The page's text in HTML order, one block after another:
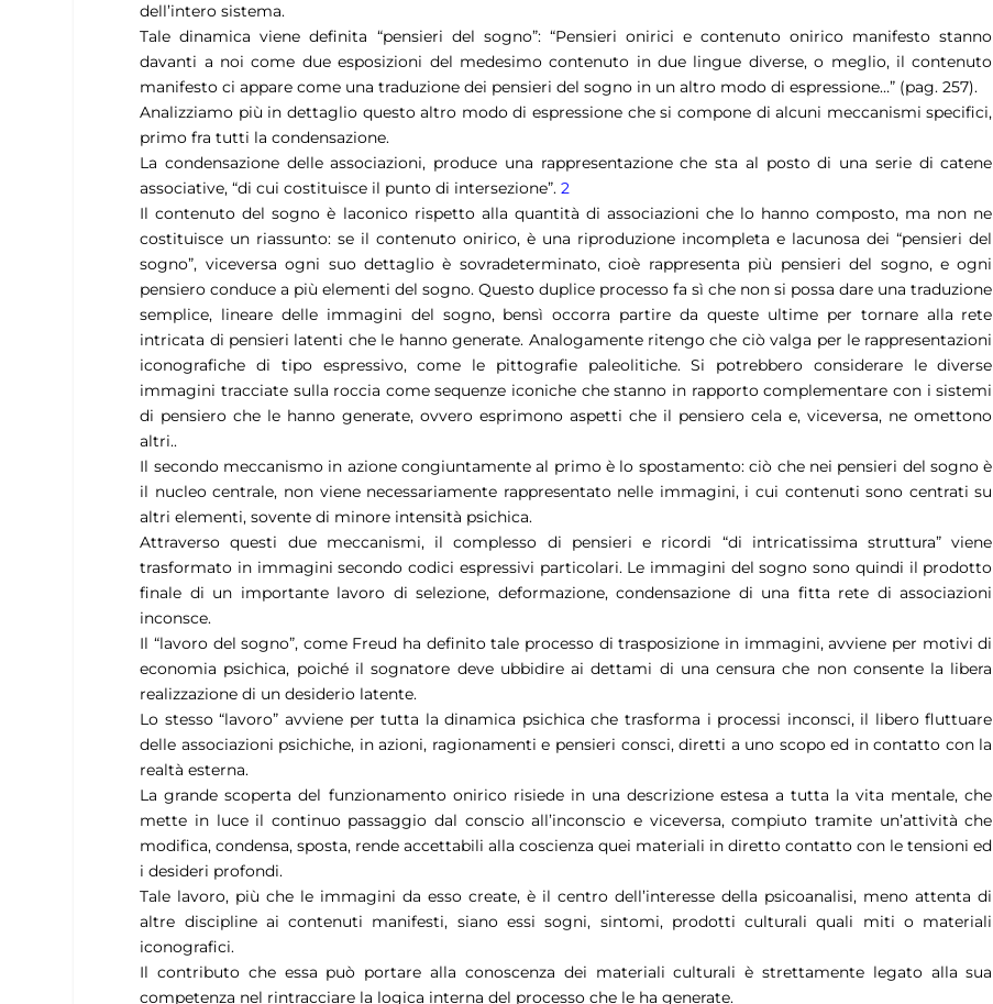
dell’intero sistema.
Tale dinamica viene definita “pensieri del sogno”: “Pensieri onirici e contenuto onirico manifesto stanno
davanti a noi come due esposizioni del medesimo contenuto in due lingue diverse, o meglio, il contenuto
manifesto ci appare come una traduzione dei pensieri del sogno in un altro modo di espressione…” (pag. 257).
Analizziamo più in dettaglio questo altro modo di espressione che si compone di alcuni meccanismi specifici,
primo fra tutti la condensazione.
La condensazione delle associazioni, produce una rappresentazione che sta al posto di una serie di catene
associative, “di cui costituisce il punto di intersezione”.2
Il contenuto del sogno è laconico rispetto alla quantità di associazioni che lo hanno composto, ma non ne
costituisce un riassunto: se il contenuto onirico, è una riproduzione incompleta e lacunosa dei “pensieri del
sogno”, viceversa ogni suo dettaglio è sovradeterminato, cioè rappresenta più pensieri del sogno, e ogni
pensiero conduce a più elementi del sogno. Questo duplice processo fa sì che non si possa dare una traduzione
semplice, lineare delle immagini del sogno, bensì occorra partire da queste ultime per tornare alla rete
intricata di pensieri latenti che le hanno generate. Analogamente ritengo che ciò valga per le rappresentazioni
iconografiche di tipo espressivo, come le pittografie paleolitiche. Si potrebbero considerare le diverse
immagini tracciate sulla roccia come sequenze iconiche che stanno in rapporto complementare con i sistemi
di pensiero che le hanno generate, ovvero esprimono aspetti che il pensiero cela e, viceversa, ne omettono
altri..
Il secondo meccanismo in azione congiuntamente al primo è lo spostamento: ciò che nei pensieri del sogno è
il nucleo centrale, non viene necessariamente rappresentato nelle immagini, i cui contenuti sono centrati su
altri elementi, sovente di minore intensità psichica.
Attraverso questi due meccanismi, il complesso di pensieri e ricordi “di intricatissima struttura” viene
trasformato in immagini secondo codici espressivi particolari. Le immagini del sogno sono quindi il prodotto
finale di un importante lavoro di selezione, deformazione, condensazione di una fitta rete di associazioni
inconsce.
Il “lavoro del sogno”, come Freud ha definito tale processo di trasposizione in immagini, avviene per motivi di
economia psichica, poiché il sognatore deve ubbidire ai dettami di una censura che non consente la libera
realizzazione di un desiderio latente.
Lo stesso “lavoro” avviene per tutta la dinamica psichica che trasforma i processi inconsci, il libero fluttuare
delle associazioni psichiche, in azioni, ragionamenti e pensieri consci, diretti a uno scopo ed in contatto con la
realtà esterna.
La grande scoperta del funzionamento onirico risiede in una descrizione estesa a tutta la vita mentale, che
mette in luce il continuo passaggio dal conscio all’inconscio e viceversa, compiuto tramite un’attività che
modifica, condensa, sposta, rende accettabili alla coscienza quei materiali in diretto contatto con le tensioni ed
i desideri profondi.
Tale lavoro, più che le immagini da esso create, è il centro dell’interesse della psicoanalisi, meno attenta di
altre discipline ai contenuti manifesti, siano essi sogni, sintomi, prodotti culturali quali miti o materiali
iconografici.
Il contributo che essa può portare alla conoscenza dei materiali culturali è strettamente legato alla sua
competenza nel rintracciare la logica interna del processo che le ha generate.